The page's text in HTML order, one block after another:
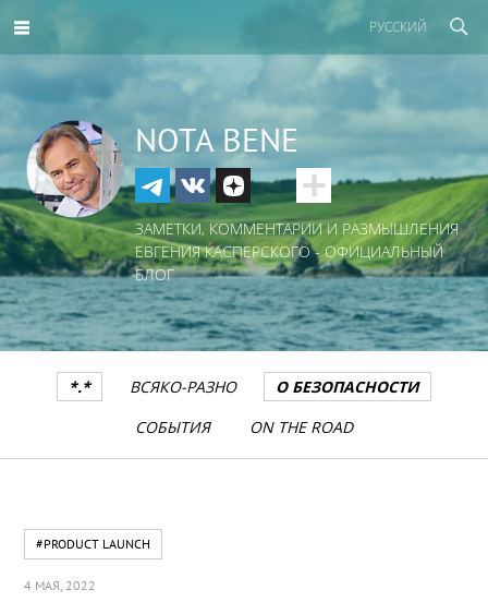
РУССКИЙ
NOTA BENE
ЗАМЕТКИ, КОММЕНТАРИИ И РАЗМЫШЛЕНИЯ
ЕВГЕНИЯ КАСПЕРСКОГО - ОФИЦИАЛЬНЫЙ
БЛОГ
*.* ВСЯКО-РАЗНО
О БЕЗОПАСНОСТИ
СОБЫТИЯ
ON THE ROAD
#PRODUCT LAUNCH
4 МАЯ, 2022